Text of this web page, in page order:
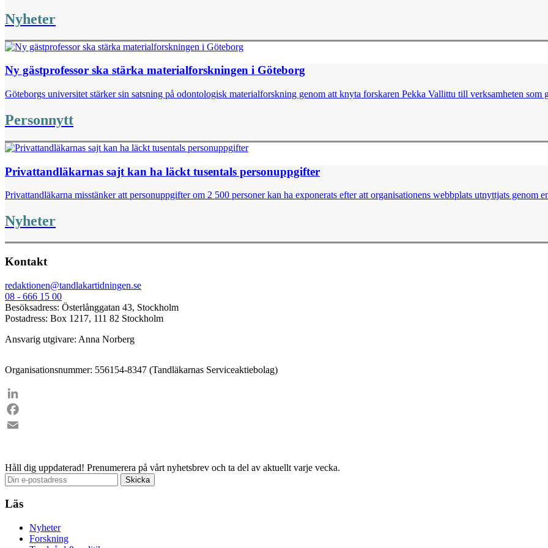
Nyheter
Ny gästprofessor ska stärka materialforskningen i Göteborg
Göteborgs universitet stärker sin satsning på odontologisk materialforskning genom att knyta forskaren Pekka Vallittu till verksamheten som
Personnytt
Privattandläkarnas sajt kan ha läckt tusentals personuppgifter
Privattandläkarna misstänker att personuppgifter om 2 500 personer kan ha exponerats efter att organisationens webbplats utnyttjats genom
Nyheter
Kontakt
redaktionen@tandlakartidningen.se
08 - 666 15 00
Besöksadress: Österlånggatan 43, Stockholm
Postadress: Box 1217, 111 82 Stockholm
Ansvarig utgivare: Anna Norberg
Organisationsnummer: 556154-8347 (Tandläkarnas Serviceaktiebolag)
LinkedIn
Facebook
Håll dig uppdaterad! Prenumerera på vårt nyhetsbrev och ta del av aktuellt varje vecka.
Läs
Nyheter
Forskning